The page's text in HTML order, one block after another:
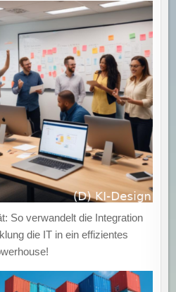
So verwandelt die Integration
die IT in ein effizientes